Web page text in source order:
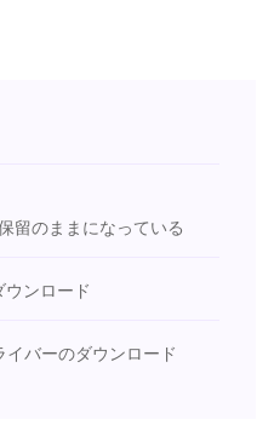
留のままになっている
ンロード
イバーのダウンロード